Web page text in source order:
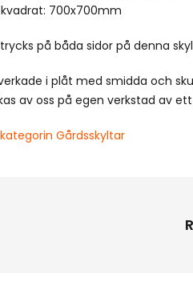
700x700mm
på båda sidor på denna
i plåt med smidda och
av oss på egen verkstad av
Gårdsskyltar